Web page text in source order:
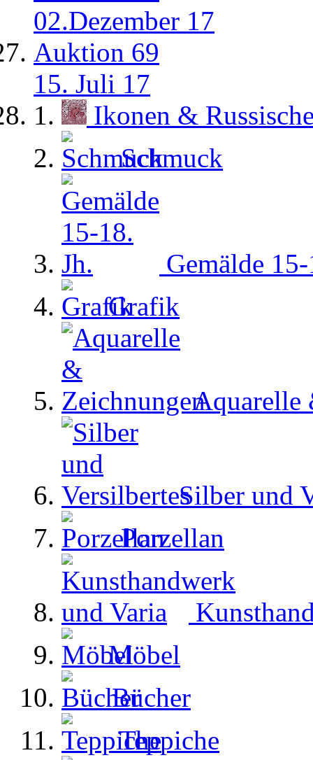
02.Dezember 17
Auktion 69
15. Juli 17
Ikonen &
Schmuck
Gemälde
Grafik
Aquarelle
Silber und
Porzellan
Möbel
Bücher
Teppiche